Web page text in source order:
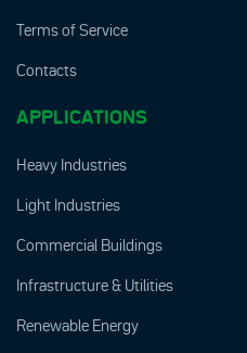
Terms of Service
Contacts
APPLICATIONS
Heavy Industries
Light Industries
Commercial Buildings
Infrastructure & Utilities
Renewable Energy